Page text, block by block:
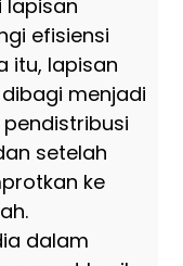
lapisan
efisiensi
itu, lapisan
menjadi
setelah
ke
dalam